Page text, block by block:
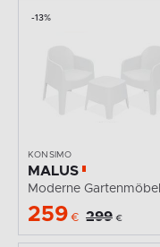
-13%
KONSIMO
MALUS
259 € 299 €